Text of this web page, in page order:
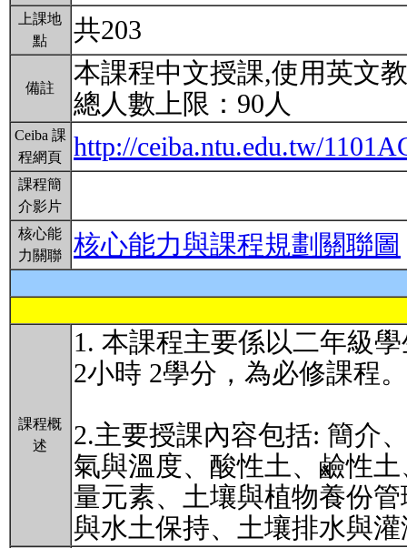
上課地
點
共203
備註
本課程中文授課,使用英文
總人數上限：90人
Ceiba 課
程網頁
http://ceiba.ntu.edu.tw/
課程簡
介影片
核心能
力關聯
核心能力與課程規劃關聯圖
課程概
述
1. 本課程主要係以二年級
2小時 2學分，為必修課程。
2.主要授課內容包括: 簡介
氣與溫度、酸性土、鹼性
量元素、土壤與植物養份
與水土保持、土壤排水與